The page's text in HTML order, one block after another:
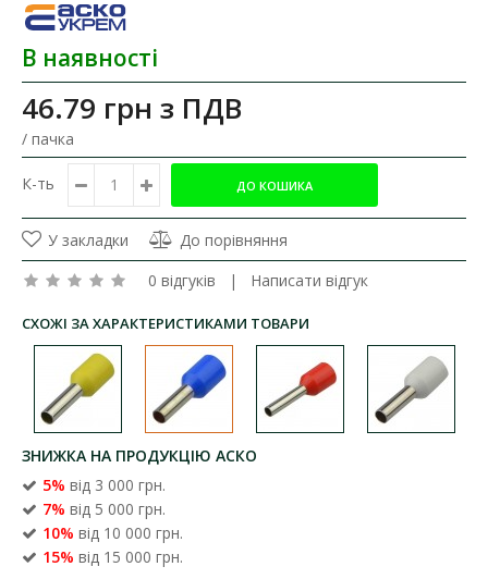
В наявності
46.79 грн з ПДВ
/ пачка
К-ть
У закладки
До порівняння
0 відгуків | Написати відгук
СХОЖІ ЗА ХАРАКТЕРИСТИКАМИ ТОВАРИ
ЗНИЖКА НА ПРОДУКЦІЮ АСКО
5% від 3 000 грн.
7% від 5 000 грн.
10% від 10 000 грн.
15% від 15 000 грн.